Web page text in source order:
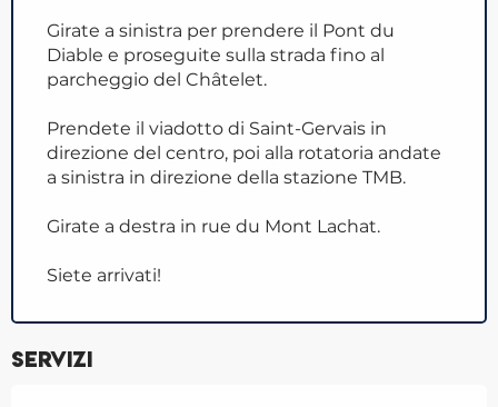
Girate a sinistra per prendere il Pont du
Diable e proseguite sulla strada fino al
parcheggio del Châtelet.
Prendete il viadotto di Saint-Gervais in
direzione del centro, poi alla rotatoria andate
a sinistra in direzione della stazione TMB.
Girate a destra in rue du Mont Lachat.
Siete arrivati!
Servizi